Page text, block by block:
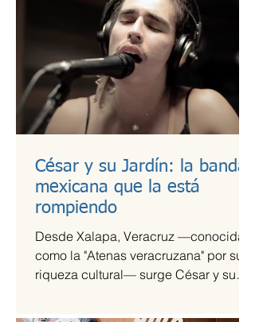
César y su Jardín: la banda
mexicana que la está
rompiendo
Desde Xalapa, Veracruz —conocida
como la "Atenas veracruzana" por su
riqueza cultural— surge César y su